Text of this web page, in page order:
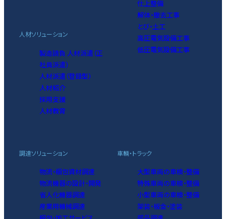
人材ソリューション
製造請負 人材派遣（正
社員派遣）
人材派遣（登録型）
人材紹介
採用支援
人材教育
仕上整備
解体・撤去工事
とび・土工
高圧電気設備工事
低圧電気設備工事
調達ソリューション
物流・梱包資材調達
物流機器の設計・開発
省人化機器調達
産業用機械調達
車輌・トラック
大型車両の車検・整備
特殊車両の車検・整備
小型車両の車検・整備
架装・板金・塗装